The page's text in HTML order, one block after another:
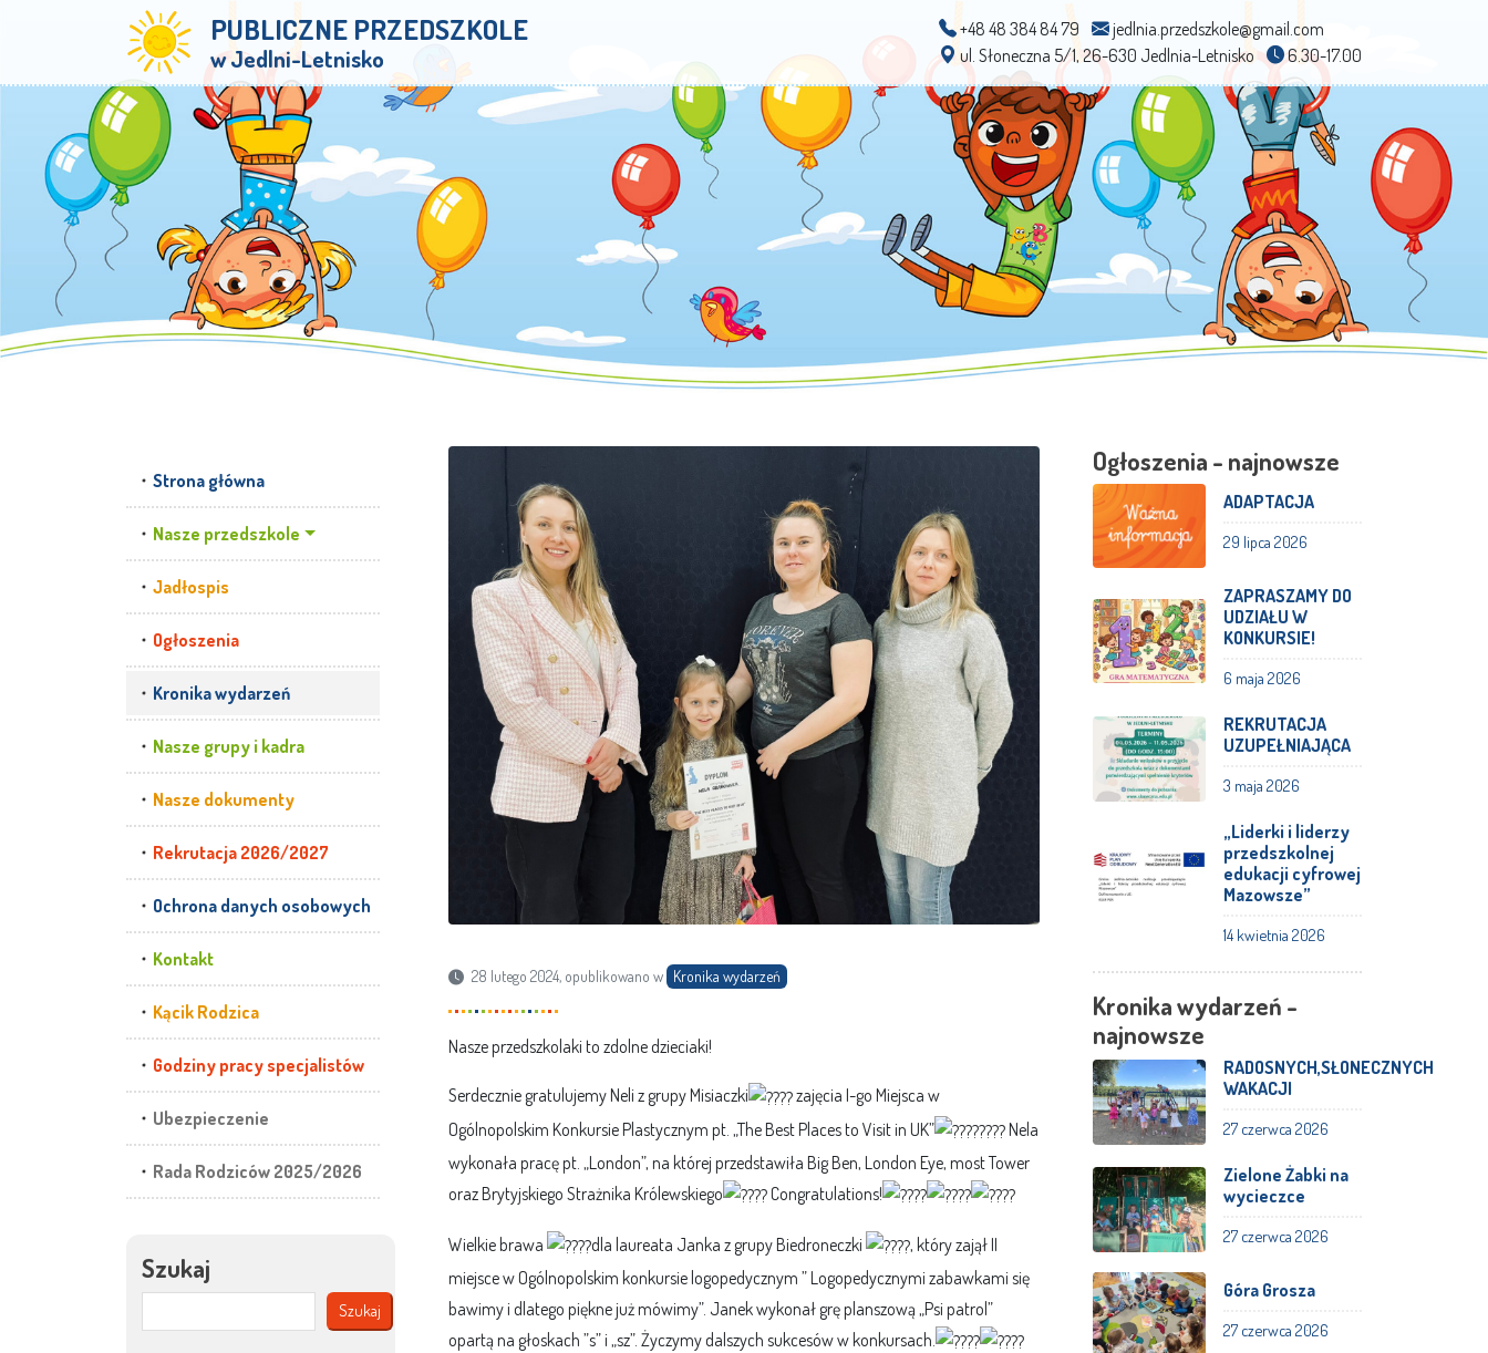
PUBLICZNE PRZEDSZKOLE
w Jedlni-Letnisko
+48 48 384 84 79
jedlnia.przedszkole@gmail.com
ul. Słoneczna 5/1, 26-630 Jedlnia-Letnisko
6.30-17.00
Strona główna
Nasze przedszkole
Jadłospis
Ogłoszenia
Kronika wydarzeń
Nasze grupy i kadra
Nasze dokumenty
Rekrutacja 2026/2027
Ochrona danych osobowych
Kontakt
Kącik Rodzica
Godziny pracy specjalistów
Ubezpieczenie
Rada Rodziców 2025/2026
Szukaj
Szukaj
28 lutego 2024, opublikowano w Kronika wydarzeń
Nasze przedszkolaki to zdolne dzieciaki!
Serdecznie gratulujemy Neli z grupy Misiaczki
zajęcia I-go Miejsca w
Ogólnopolskim Konkursie Plastycznym pt. „The Best Places to Visit in UK”
Nela
wykonała pracę pt. „London”, na której przedstawiła Big Ben, London Eye, most Tower
oraz Brytyjskiego Strażnika Królewskiego
Congratulations!
Wielkie brawa dla laureata Janka z grupy Biedroneczki
, który zajął II
miejsce w Ogólnopolskim konkursie logopedycznym ”Logopedycznymi zabawkami się
bawimy i dlatego piękne już mówimy”. Janek wykonał grę planszową „Psi patrol”
opartą na głoskach ”s” i „sz”. Życzymy dalszych sukcesów w konkursach.
Ogłoszenia - najnowsze
ADAPTACJA
29 lipca 2026
ZAPRASZAMY DO
UDZIAŁU W
KONKURSIE!
6 maja 2026
REKRUTACJA
UZUPEŁNIAJĄCA
3 maja 2026
„Liderki i liderzy
przedszkolnej
edukacji cyfrowej
Mazowsze”
14 kwietnia 2026
Kronika wydarzeń -
najnowsze
RADOSNYCH,SŁONECZNYCH
WAKACJI
27 czerwca 2026
Zielone Żabki na
wycieczce
27 czerwca 2026
Góra Grosza
27 czerwca 2026